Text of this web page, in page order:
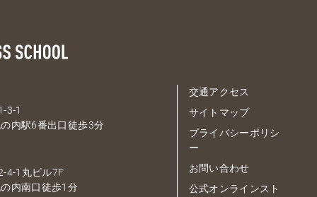
3-1
内駅6番出口徒歩3分
4-1丸ビル7F
内南口徒歩1分
交通アクセス
サイトマップ
プライバシーポリシ
ー
お問い合わせ
公式オンラインスト